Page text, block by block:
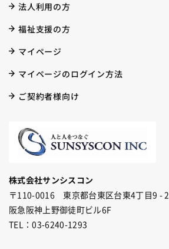
株式会社サンシスコン
〒110-0016 東京都台東区台東4丁目9 - 2
阪急阪神上野御徒町ビル6F
TEL：03-6240-1293
法人利用の方
福祉支援の方
マイページ
マイページのログイン方法
ご契約者様向け